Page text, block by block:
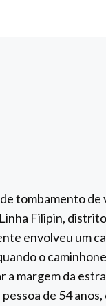
tombamento
Filipin,
envolveu um
o
a margem da
de 54